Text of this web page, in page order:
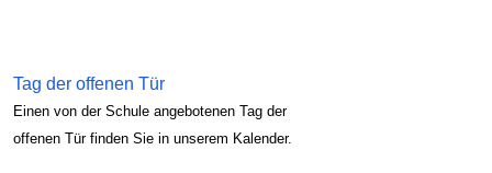
Tag der offenen Tür
Einen von der Schule angebotenen Tag der
offenen Tür finden Sie in unserem Kalender.